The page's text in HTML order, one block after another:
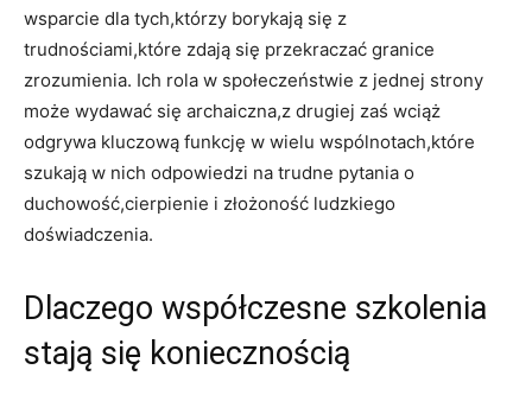
wsparcie dla tych,którzy​ borykają ​się⁢ z
trudnościami,które zdają ‌się przekraczać ⁤granice
zrozumienia. Ich rola w⁤ społeczeństwie z‌ jednej strony
może wydawać ‌się archaiczna,z drugiej zaś‍ wciąż
odgrywa kluczową funkcję w ‌wielu wspólnotach,które
szukają w nich odpowiedzi⁣ na trudne pytania o
duchowość,cierpienie i złożoność ludzkiego
‍doświadczenia.
Dlaczego współczesne szkolenia
stają ‌się ‍koniecznością